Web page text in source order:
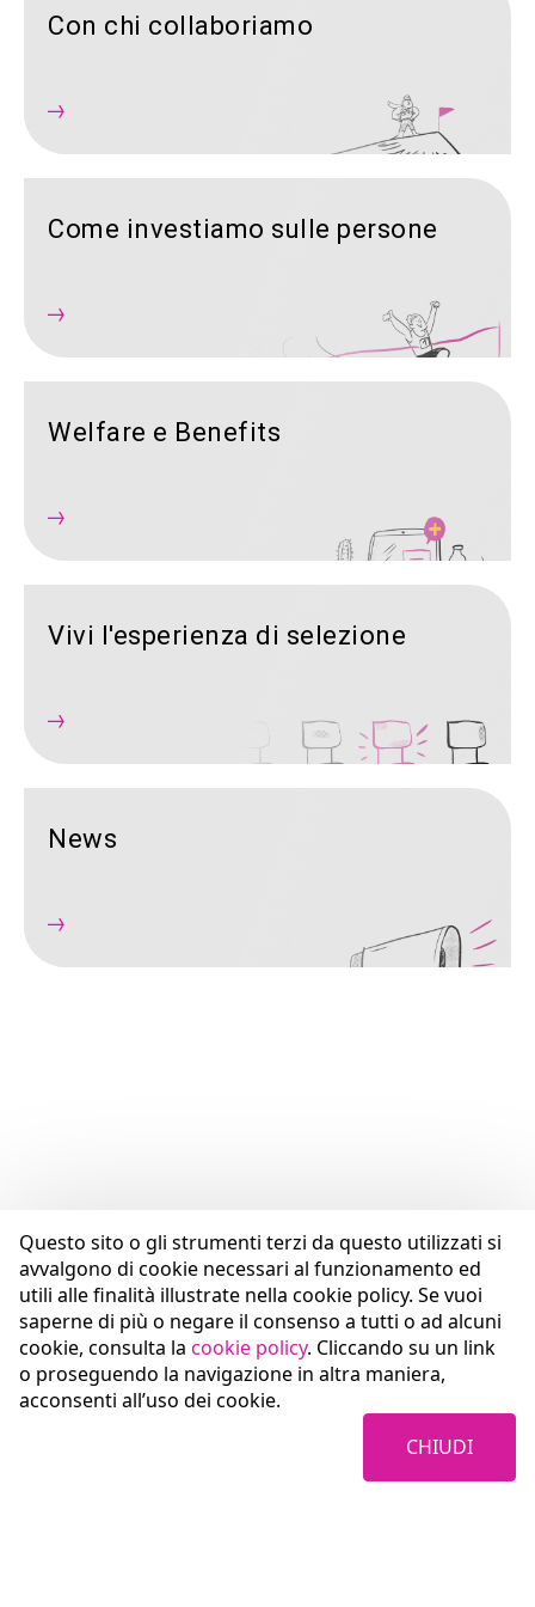
Questo sito o gli strumenti terzi da questo utilizzati si
avvalgono di cookie necessari al funzionamento ed
utili alle finalità illustrate nella cookie policy. Se vuoi
saperne di più o negare il consenso a tutti o ad alcuni
cookie, consulta la cookie policy. Cliccando su un link
o proseguendo la navigazione in altra maniera,
acconsenti all’uso dei cookie.
CHIUDI
Con chi collaboriamo
Come investiamo sulle persone
Welfare e Benefits
Vivi l'esperienza di selezione
News